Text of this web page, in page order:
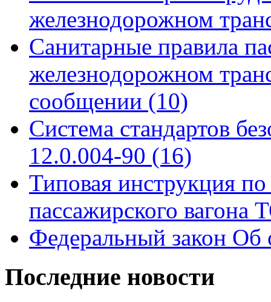
железнодорожном
Санитарные правила
железнодорожном
сообщении (10)
Система стандартов
12.0.004-90 (16)
Типовая инструкция
пассажирского
Федеральный закон
Последние новости